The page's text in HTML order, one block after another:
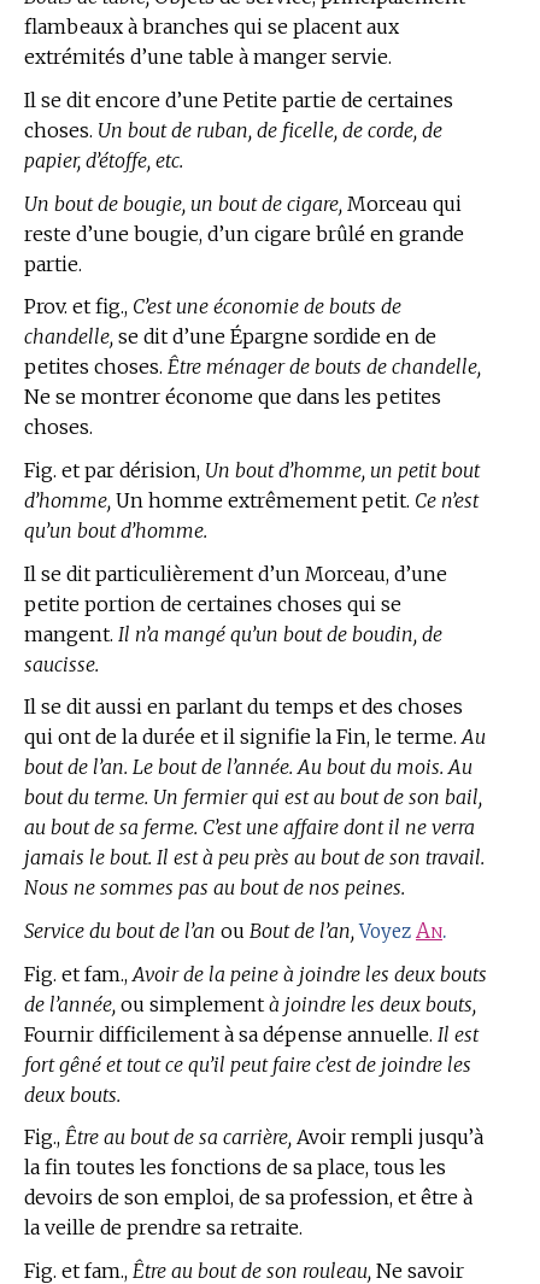
flambeaux à branches qui se placent aux
extrémités d’une table à manger servie.
Il se dit encore d’une Petite partie de certaines
choses. Un bout de ruban, de ficelle, de corde, de
papier, d’étoffe, etc.
Un bout de bougie, un bout de cigare, Morceau qui
reste d’une bougie, d’un cigare brûlé en grande
partie.
Prov. et fig., C’est une économie de bouts de
chandelle, se dit d’une Épargne sordide en de
petites choses. Être ménager de bouts de chandelle,
Ne se montrer économe que dans les petites
choses.
Fig. et par dérision, Un bout d’homme, un petit bout
d’homme, Un homme extrêmement petit. Ce n’est
qu’un bout d’homme.
Il se dit particulièrement d’un Morceau, d’une
petite portion de certaines choses qui se
mangent. Il n’a mangé qu’un bout de boudin, de
saucisse.
Il se dit aussi en parlant du temps et des choses
qui ont de la durée et il signifie la Fin, le terme.Au
bout de l’an. Le bout de l’année. Au bout du mois. Au
bout du terme. Un fermier qui est au bout de son bail,
au bout de sa ferme. C’est une affaire dont il ne verra
jamais le bout. Il est à peu près au bout de son travail.
Nous ne sommes pas au bout de nos peines.
Service du bout de l’an ou Bout de l’an, Voyez An.
Fig. et fam., Avoir de la peine à joindre les deux bouts
de l’année, ou simplement à joindre les deux bouts,
Fournir difficilement à sa dépense annuelle. Il est
fort gêné et tout ce qu’il peut faire c’est de joindre les
deux bouts.
Fig., Être au bout de sa carrière, Avoir rempli jusqu’à
la fin toutes les fonctions de sa place, tous les
devoirs de son emploi, de sa profession, et être à
la veille de prendre sa retraite.
Fig. et fam., Être au bout de son rouleau, Ne savoir